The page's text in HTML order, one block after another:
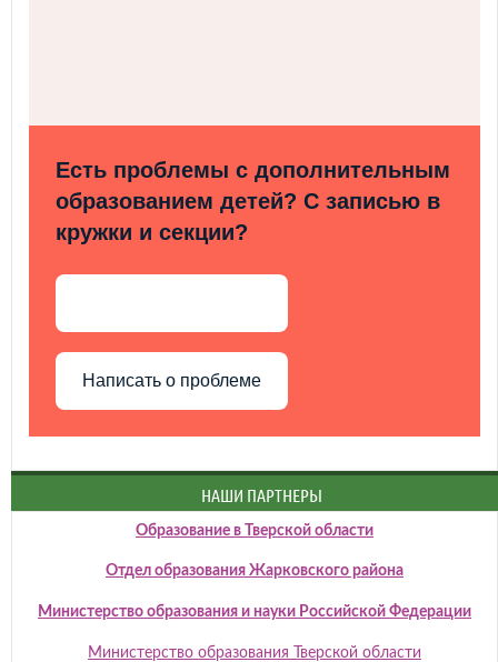
Есть проблемы с дополнительным
образованием детей? С записью в
кружки и секции?
Написать о проблеме
НАШИ ПАРТНЕРЫ
Образование в Тверской области
Отдел образования Жарковского района
Министерство образования и науки Российской Федерации
Министерство образования Тверской области